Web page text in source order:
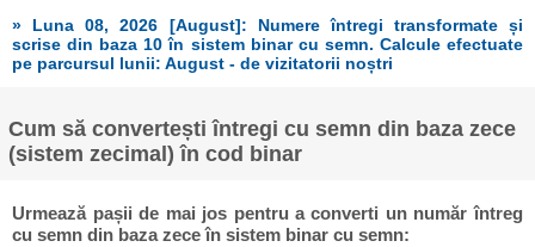
» Luna 08, 2026 [August]: Numere întregi transformate și
scrise din baza 10 în sistem binar cu semn. Calcule efectuate
pe parcursul lunii: August - de vizitatorii noștri
Cum să convertești întregi cu semn din baza zece
(sistem zecimal) în cod binar
Urmează pașii de mai jos pentru a converti un număr întreg
cu semn din baza zece în sistem binar cu semn: